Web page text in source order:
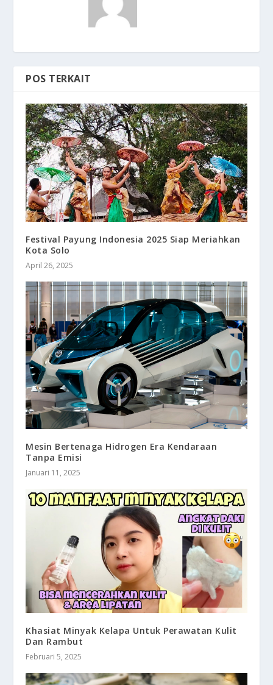
POS TERKAIT
Festival Payung Indonesia 2025 Siap Meriahkan
Kota Solo
April 26, 2025
Mesin Bertenaga Hidrogen Era Kendaraan
Tanpa Emisi
Januari 11, 2025
Khasiat Minyak Kelapa Untuk Perawatan Kulit
Dan Rambut
Februari 5, 2025